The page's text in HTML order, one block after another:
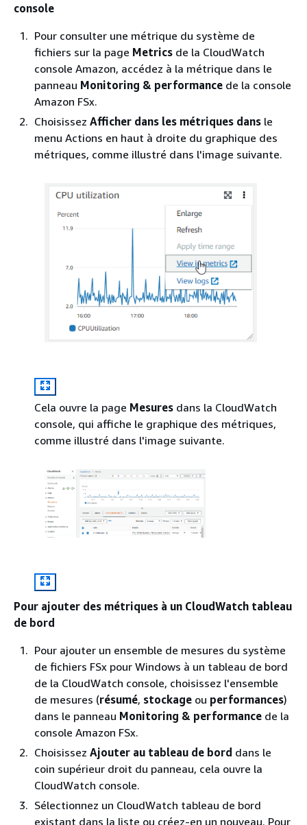
console
Pour consulter une métrique du système de
fichiers sur la page Metrics de la CloudWatch
console Amazon, accédez à la métrique dans le
panneau Monitoring & performance de la console
Amazon FSx.
Choisissez Afficher dans les métriques dans le
menu Actions en haut à droite du graphique des
métriques, comme illustré dans l'image suivante.
Cela ouvre la page Mesures dans la CloudWatch
console, qui affiche le graphique des métriques,
comme illustré dans l'image suivante.
Pour ajouter des métriques à un CloudWatch tableau
de bord
Pour ajouter un ensemble de mesures du système
de fichiers FSx pour Windows à un tableau de bord
de la CloudWatch console, choisissez l'ensemble
de mesures (résumé, stockage ou performances)
dans le panneau Monitoring & performance de la
console Amazon FSx.
Choisissez Ajouter au tableau de bord dans le
coin supérieur droit du panneau, cela ouvre la
CloudWatch console.
Sélectionnez un CloudWatch tableau de bord
existant dans la liste ou créez-en un nouveau. Pour